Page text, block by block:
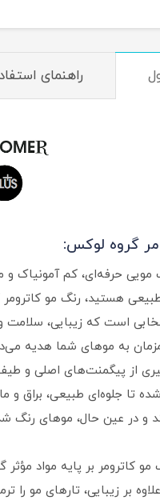
راهنمای
گروه لوکس:
مویی حرفه‌ای، کم‌ آمونیاک و
هستید، رنگ مو کاترومر
است که زیبایی، سلامت
به موهای شما هدیه
از پیگمنت‌های اصلی و
تا جلوه‌ای طبیعی، براق و
و در عین حال، موهای رنگ
کاترومر بر پایه مواد مؤثر
بر زیبایی، تارهای مو را